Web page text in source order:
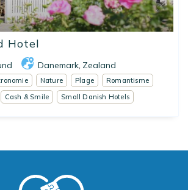
Hotel
Danemark Zealand
Nature Plage
Romantisme
Cash & Smile Small Danish Hotels